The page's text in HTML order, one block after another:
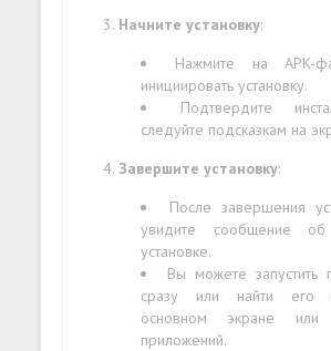
Начните установку:
Нажмите на APK-
инициировать установку.
Подтвердите
следуйте подсказкам на
Завершите установку:
После завершения
увидите сообщение
установке.
Вы можете запустить
сразу или найти его
основном экране
приложений.